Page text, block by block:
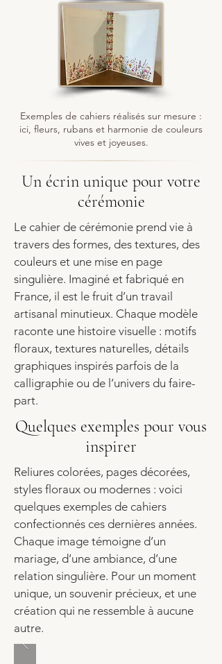
Exemples de cahiers réalisés sur mesure :
ici, fleurs, rubans et harmonie de couleurs
vives et joyeuses.
Un écrin unique pour votre
cérémonie
Le cahier de cérémonie prend vie à
travers des formes, des textures, des
couleurs et une mise en page
singulière. Imaginé et fabriqué en
France, il est le fruit d’un travail
artisanal minutieux. Chaque modèle
raconte une histoire visuelle : motifs
floraux, textures naturelles, détails
graphiques inspirés parfois de la
calligraphie ou de l’univers du faire-
part.
Quelques exemples pour vous
inspirer
Reliures colorées, pages décorées,
styles floraux ou modernes : voici
quelques exemples de cahiers
confectionnés ces dernières années.
Chaque image témoigne d’un
mariage, d’une ambiance, d’une
relation singulière. Pour un moment
unique, un souvenir précieux, et une
création qui ne ressemble à aucune
autre.